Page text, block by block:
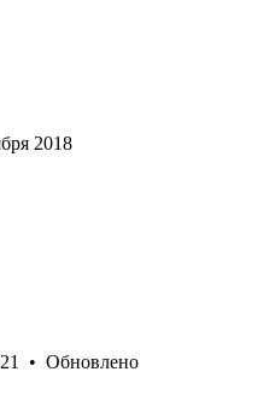
2018
• Обновлено